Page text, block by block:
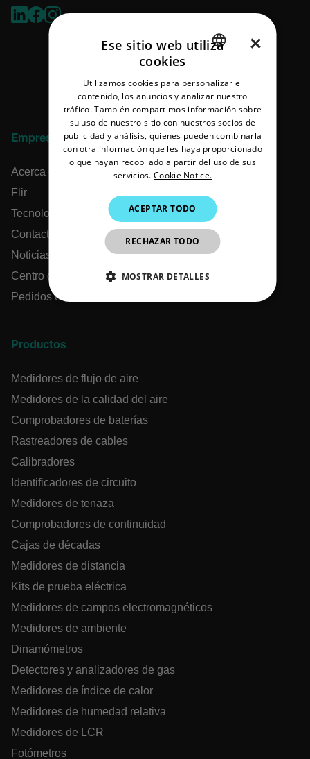
Empresa
Acerca de Extech
Flir
Tecnologías Teledyne
Contacto
Noticias y artículos
Centro de Soporte
Pedidos en línea
Productos
Medidores de flujo de aire
Medidores de la calidad del aire
Comprobadores de baterías
Rastreadores de cables
Calibradores
Identificadores de circuito
Medidores de tenaza
Comprobadores de continuidad
Cajas de décadas
Medidores de distancia
Kits de prueba eléctrica
Medidores de campos electromagnéticos
Medidores de ambiente
Dinamómetros
Detectores y analizadores de gas
Medidores de índice de calor
Medidores de humedad relativa
Medidores de LCR
Fotómetros
GERMAN
FRENCH
SPANISH
PORTUGUESE
KOREAN
JAPANESE
CHINESE
×
Ese sitio web utiliza
cookies
Utilizamos cookies para personalizar el
contenido, los anuncios y analizar nuestro
tráfico. También compartimos información sobre
su uso de nuestro sitio con nuestros socios de
publicidad y análisis, quienes pueden combinarla
con otra información que les haya proporcionado
o que hayan recopilado a partir del uso de sus
servicios. Cookie Notice.
ACEPTAR TODO
RECHAZAR TODO
MOSTRAR DETALLES
COOKIES ESTRICTAMENTE
COOKIES DE PREFERENCIAS
COOKIES DE FUNCIONALIDAD
Cookies de rendimiento
Cookies de funcionalidad
funcionalidad principal del sitio web, como el inicio
web no se puede utilizar correctamente sin las
cart_products_skus
cashrun_site_id